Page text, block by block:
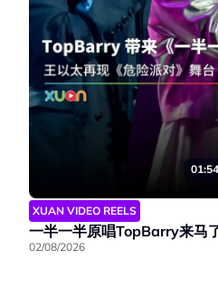
01:54
XUAN VIDEO REELS
一半一半原唱TopBarry来马
02/08/2026